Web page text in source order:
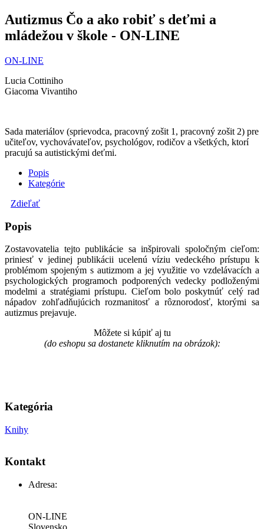
Autizmus Čo a ako robiť s deťmi a
mládežou v škole - ON-LINE
ON-LINE
Lucia Cottiniho
Giacoma Vivantiho
Sada materiálov (sprievodca, pracovný zošit 1, pracovný zošit 2) pre
učiteľov, vychovávateľov, psychológov, rodičov a všetkých, ktorí
pracujú sa autistickými deťmi.
Popis
Kategórie
Zdieľať
Popis
Zostavovatelia tejto publikácie sa inšpirovali spoločným cieľom:
priniesť v jedinej publikácii ucelenú víziu vedeckého prístupu k
problémom spojeným s autizmom a jej využitie vo vzdelávacích a
psychologických programoch podporených vedecky podloženými
modelmi a stratégiami prístupu. Cieľom bolo poskytnúť celý rad
nápadov zohľadňujúcich rozmanitosť a rôznorodosť, ktorými sa
autizmus prejavuje.
Môžete si kúpiť aj tu
(do eshopu sa dostanete kliknutím na obrázok):
Kategória
Knihy
Kontakt
Adresa:
ON-LINE